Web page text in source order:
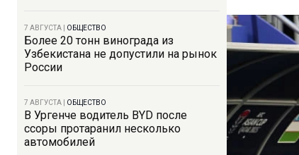
7 АВГУСТА ОБЩЕСТВО
Более 20 тонн винограда из
Узбекистана не допустили на рынок
России
7 АВГУСТА ОБЩЕСТВО
В Ургенче водитель BYD после
ссоры протаранил несколько
автомобилей